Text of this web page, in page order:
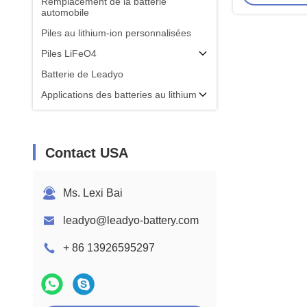
automobile
Piles au lithium-ion personnalisées
Piles LiFeO4
Batterie de Leadyo
Applications des batteries au lithium
Contact USA
Ms. Lexi Bai
leadyo@leadyo-battery.com
+ 86 13926595297